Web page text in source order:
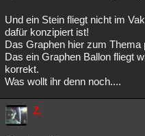
Und ein Stein fliegt nicht im
dafür konzipiert ist!
Das Graphen hier zum
Das ein Graphen Ballon fliegt
korrekt.
Was wollt ihr denn noch....
Z.